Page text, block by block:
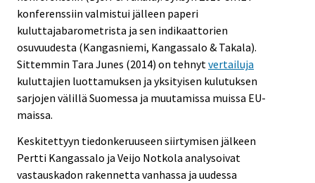
konferenssiin valmistui jälleen paperi
kuluttajabarometrista ja sen indikaattorien
osuvuudesta (Kangasniemi, Kangassalo & Takala).
Sittemmin Tara Junes (2014) on tehnytvertailuja
kuluttajien luottamuksen ja yksityisen kulutuksen
sarjojen välillä Suomessa ja muutamissa muissa EU-
maissa.
Keskitettyyn tiedonkeruuseen siirtymisen jälkeen
Pertti Kangassalo ja Veijo Notkola analysoivat
vastauskadon rakennetta vanhassa ja uudessa